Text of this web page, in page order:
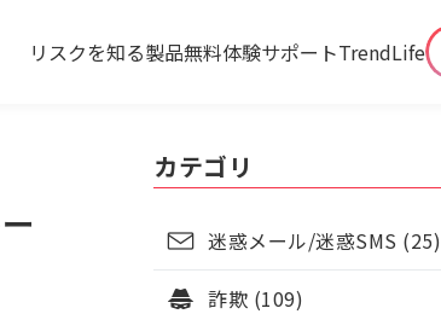
リスクを知る製品無料体験サポートTrendLife
カテゴリ
迷惑メール/迷惑SMS (25)
詐欺 (109)